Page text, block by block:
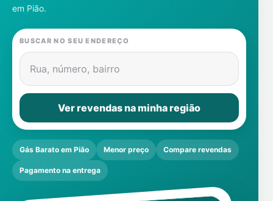
Gás
Contatos
em Pião.
BUSCAR NO SEU ENDEREÇO
Rua, número, bairro
Ver revendas na minha região
Gás Barato em Pião Menor preço Compare revendas
Pagamento na entrega